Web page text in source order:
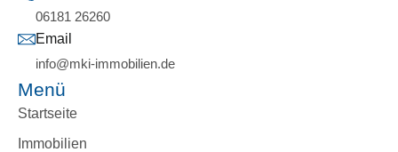
06181 26260
Email
info@mki-immobilien.de
Menü
Startseite
Immobilien